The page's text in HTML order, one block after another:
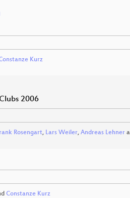
Kurz
2006
Rosengart, Lars Weiler, Andreas Lehner
Constanze Kurz